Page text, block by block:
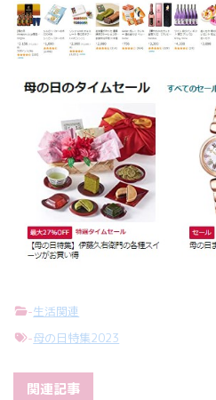
-生活関連
-母の日特集2023
関連記事